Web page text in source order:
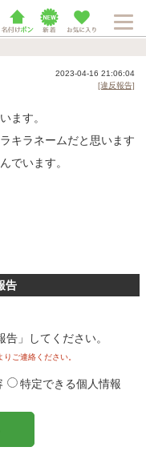
2023-04-16 21:06:04
[違反報告]
ます。
キラネームだと思います
でいます。
告
」してください。
りご連絡ください。
特定できる個人情報